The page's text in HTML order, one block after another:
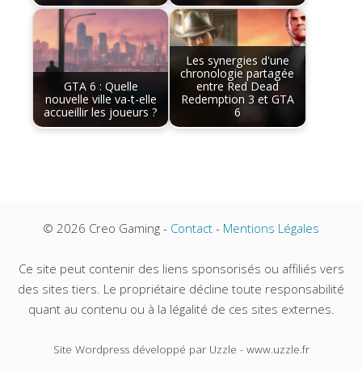
GTA 6 : Quelle
nouvelle ville va-t-elle
accueillir les joueurs ?
Les synergies d'une
chronologie partagée
entre Red Dead
Redemption 3 et GTA
6
© 2026 Creo Gaming - Contact - Mentions Légales
Ce site peut contenir des liens sponsorisés ou affiliés vers
des sites tiers. Le propriétaire décline toute responsabilité
quant au contenu ou à la légalité de ces sites externes.
Site Wordpress développé par Uzzle - www.uzzle.fr